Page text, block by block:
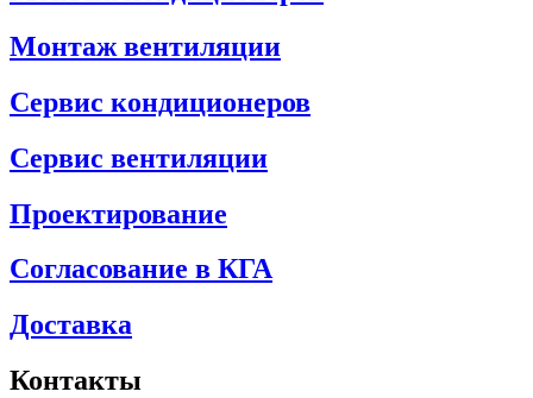
Монтаж вентиляции
Сервис кондиционеров
Сервис вентиляции
Проектирование
Согласование в КГА
Доставка
Контакты